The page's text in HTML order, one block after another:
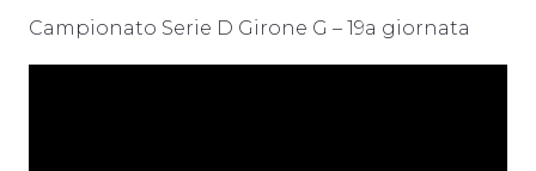
Campionato Serie D Girone G – 19a giornata